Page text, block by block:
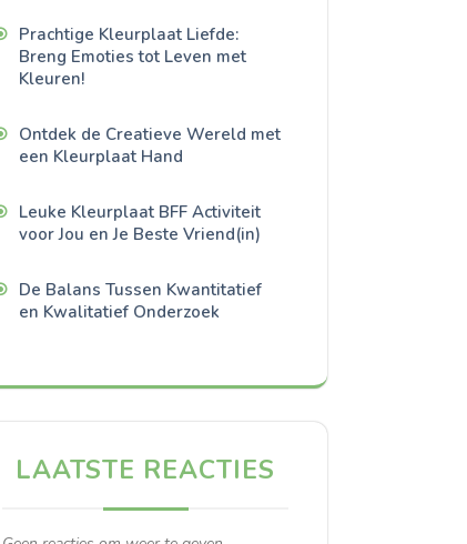
Prachtige Kleurplaat Liefde:
Breng Emoties tot Leven met
Kleuren!
Ontdek de Creatieve Wereld met
een Kleurplaat Hand
Leuke Kleurplaat BFF Activiteit
voor Jou en Je Beste Vriend(in)
De Balans Tussen Kwantitatief
en Kwalitatief Onderzoek
LAATSTE REACTIES